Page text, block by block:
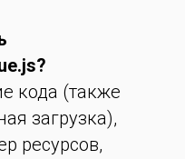
кода (также
загрузка),
ресурсов,